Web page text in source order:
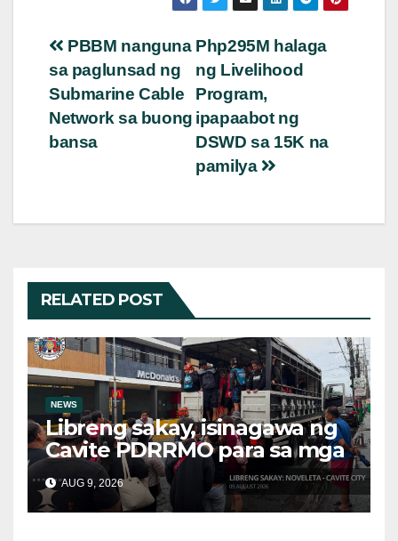
Post
navigation
Php295M halaga
ng Livelihood
Program,
ipapaabot ng
DSWD sa 15K na
pamilya
PBBM nanguna
sa paglunsad ng
Submarine Cable
Network sa buong
bansa
RELATED POST
NEWS
Libreng sakay, isinagawa ng
Cavite PDRRMO para sa mga
stranded na commuter
AUG 9, 2026